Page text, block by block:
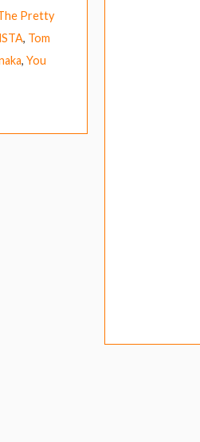
Pretty
, Tom
, You